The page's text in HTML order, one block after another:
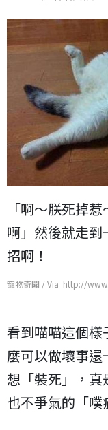
「啊～朕死掉
啊」然後就走
招啊！
寵物奇聞 / Via http://
看到喵喵這個樣
麼可以做壞事
想「裝死」，
也不爭氣的「噗